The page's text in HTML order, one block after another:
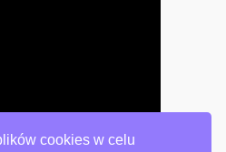
cookies w celu